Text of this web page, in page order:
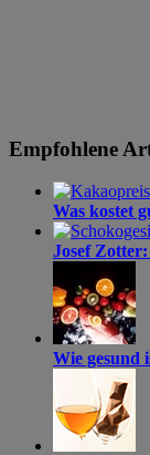
Empfohlene
Was kostet
Josef Zotter:
Wie gesund